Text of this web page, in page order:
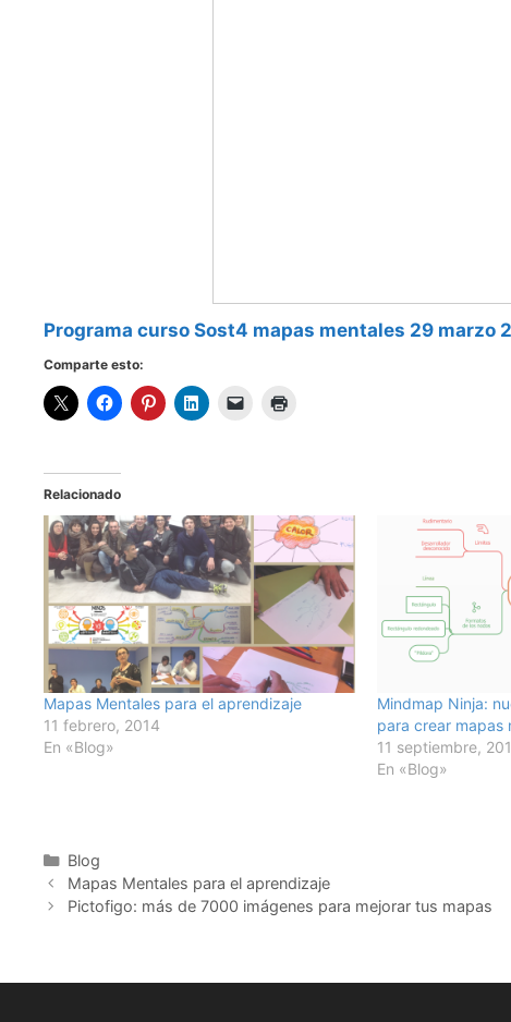
Programa curso Sost4 mapas mentales 29 marzo
Comparte esto:
Relacionado
Mapas Mentales para el aprendizaje
11 febrero, 2014
En «Blog»
Mindmap Ninja:
para crear mapas
11 septiembre,
En «Blog»
Categorías
Blog
Mapas Mentales para el aprendizaje
Pictofigo: más de 7000 imágenes para mejorar tus mapas